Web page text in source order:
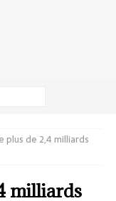
plus de 2,4 milliards
milliards